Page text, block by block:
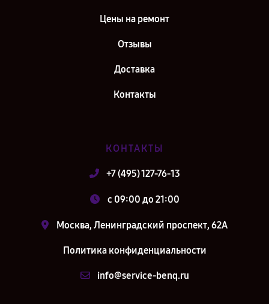
Цены на ремонт
Отзывы
Доставка
Контакты
КОНТАКТЫ
+7 (495) 127-76-13
c 09:00 до 21:00
Москва, Ленинградский проспект, 62А
Политика конфиденциальности
info@service-benq.ru